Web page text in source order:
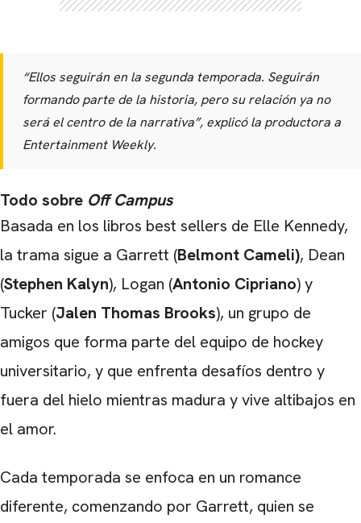
“Ellos seguirán en la segunda temporada. Seguirán
formando parte de la historia, pero su relación ya no
será el centro de la narrativa”, explicó la productora a
Entertainment Weekly.
Todo sobre Off Campus
Basada en los libros best sellers de Elle Kennedy,
la trama sigue a Garrett (Belmont Cameli), Dean
(Stephen Kalyn), Logan (Antonio Cipriano) y
Tucker (Jalen Thomas Brooks), un grupo de
amigos que forma parte del equipo de hockey
universitario, y que enfrenta desafíos dentro y
fuera del hielo mientras madura y vive altibajos en
el amor.
Cada temporada se enfoca en un romance
diferente, comenzando por Garrett, quien se